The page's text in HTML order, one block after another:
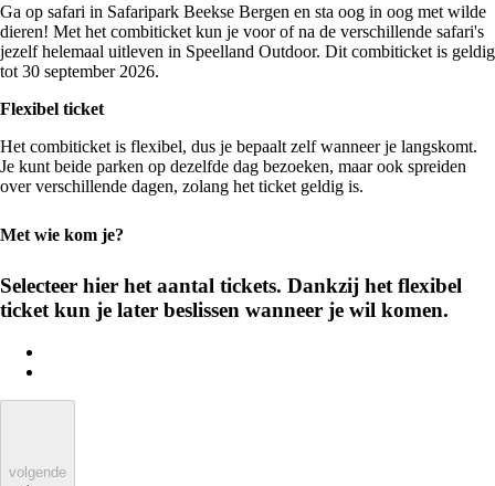
Ga op safari in Safaripark Beekse Bergen en sta oog in oog met wilde
dieren! Met het combiticket kun je voor of na de verschillende safari's
jezelf helemaal uitleven in Speelland Outdoor. Dit combiticket is geldig
tot 30 september 2026.
Flexibel ticket
Het combiticket is flexibel, dus je bepaalt zelf wanneer je langskomt.
Je kunt beide parken op dezelfde dag bezoeken, maar ook spreiden
over verschillende dagen, zolang het ticket geldig is.
Met wie kom je?
Selecteer hier het aantal tickets. Dankzij het flexibel
ticket kun je later beslissen wanneer je wil komen.
volgende